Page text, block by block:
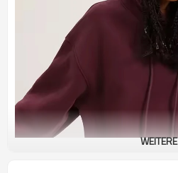
WEITERE